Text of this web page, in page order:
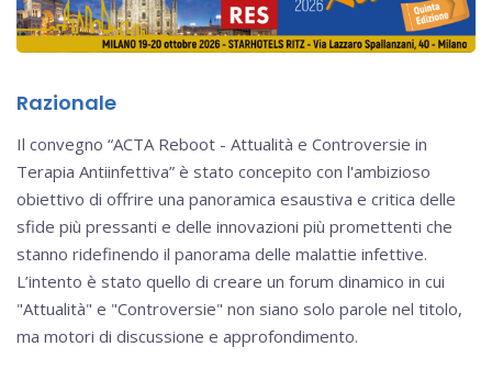
Razionale
Il convegno “ACTA Reboot - Attualità e Controversie in
Terapia Antiinfettiva” è stato concepito con l'ambizioso
obiettivo di offrire una panoramica esaustiva e critica delle
sfide più pressanti e delle innovazioni più promettenti che
stanno ridefinendo il panorama delle malattie infettive.
L’intento è stato quello di creare un forum dinamico in cui
"Attualità" e "Controversie" non siano solo parole nel titolo,
ma motori di discussione e approfondimento.